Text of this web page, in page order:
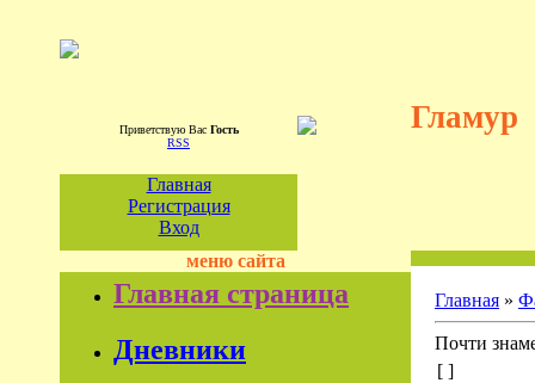
Приветствую Вас Гость
RSS
Гламур
Главная
Регистрация
Вход
меню сайта
Главная страница
Дневники
Главная »
Почти
[ ]